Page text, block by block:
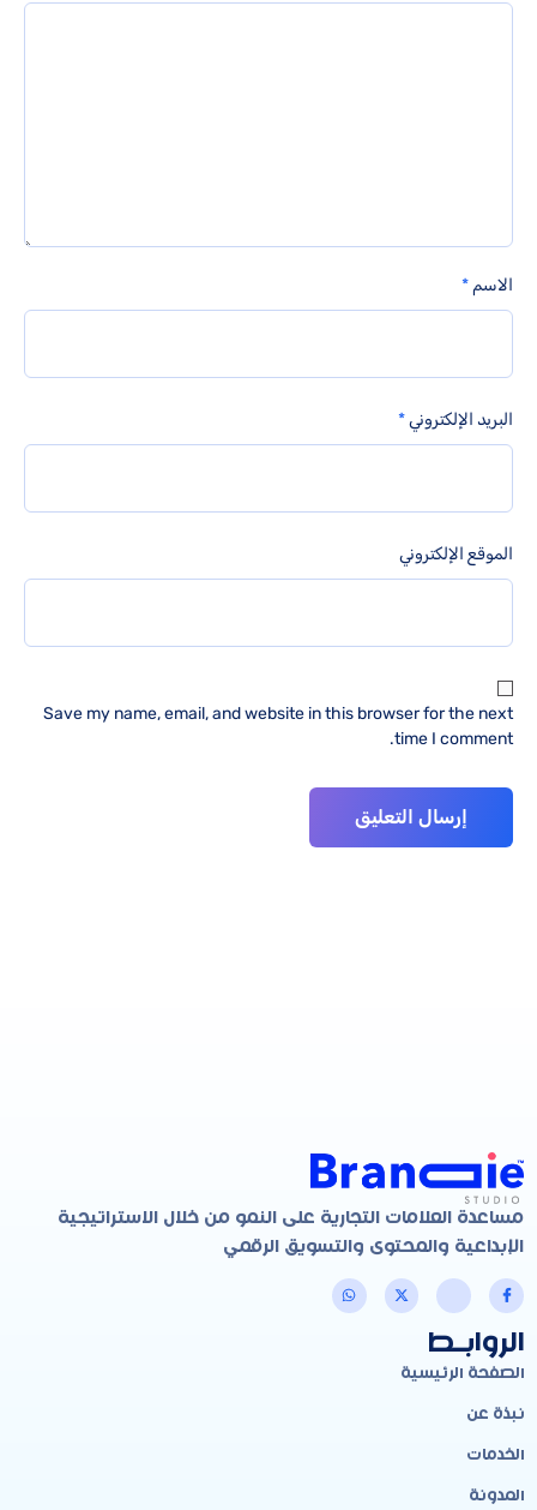
الاسم *
البريد الإلكتروني*
الموقع الإلكتروني
Save my name, email, and website in this browser for the next
time I comment.
مساعدة العلامات التجارية على النمو من خلال الاستراتيجية
الإبداعية والمحتوى والتسويق الرقمي
الروابـط
الصفحة الرئيسية
نبذة عن
الخدمات
المدونة